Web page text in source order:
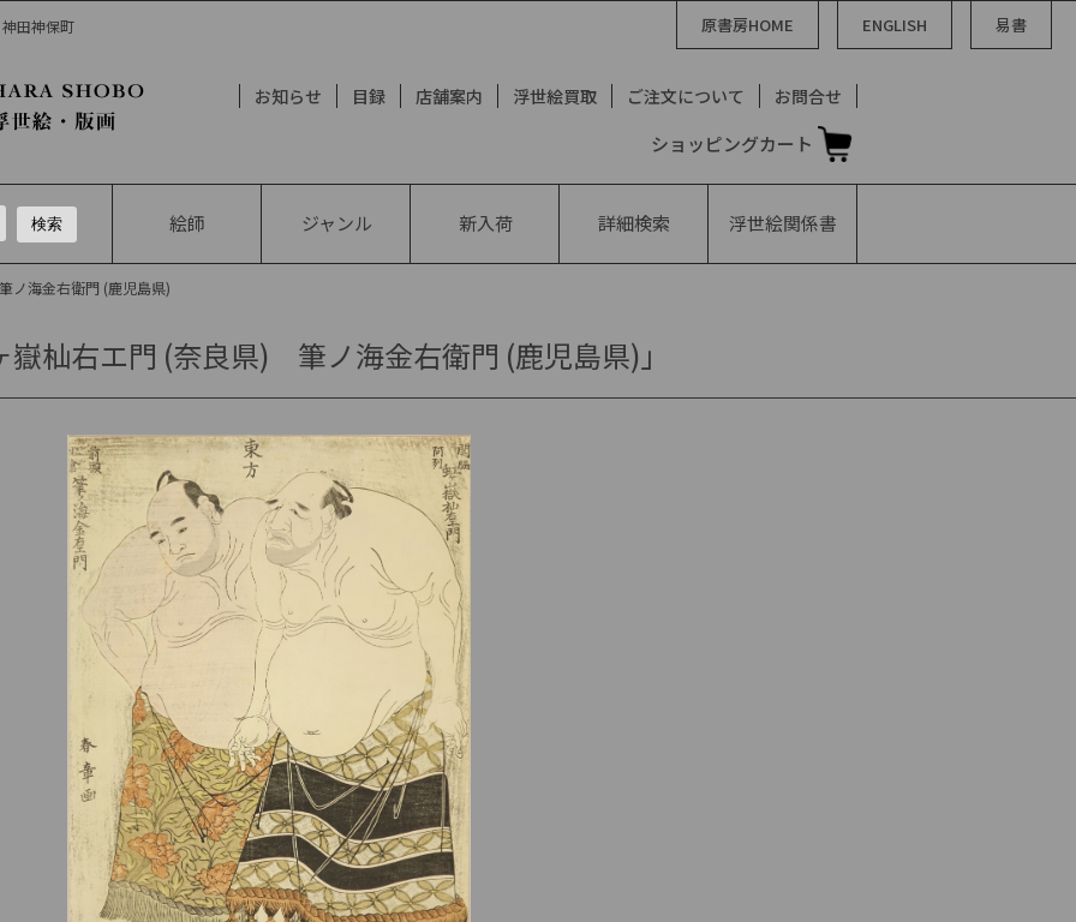
田神保町 原書房HOME ENGLISH 易書
お知らせ 目録 店舗案内 浮世絵買取 ご注文について お問合せ
ショッピングカート
絵師 ジャンル 新入荷 詳細検索 浮世絵関係書
海金右衛門 (鹿児島県)
嶽杣右エ門 (奈良県) 筆ノ海金右衛門 (鹿児島県)」